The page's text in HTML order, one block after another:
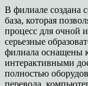
В филиале создана
база, которая
процесс для очной
серьезные
филиала оснащены
интерактивными
полностью
перевода,